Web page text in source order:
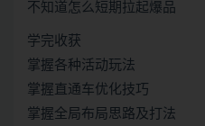
不知道怎么短期拉起爆品
学完收获
掌握各种活动玩法
掌握直通车优化技巧
掌握全局布局思路及打法